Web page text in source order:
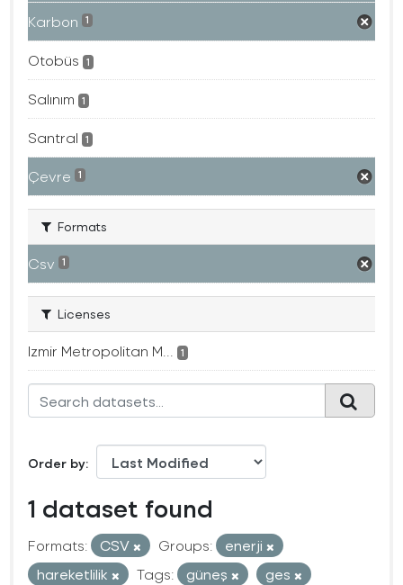
Karbon 1
Otobüs 1
Salınım 1
Santral 1
Çevre 1
Formats
Csv 1
Licenses
Izmir Metropolitan M... 1
Order by
1 dataset found
Formats: CSV Groups:
enerji
hareketlilik
Tags: güneş
ges